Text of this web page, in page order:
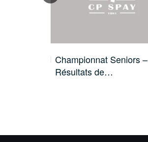
Championnat Seniors –
Résultats de…